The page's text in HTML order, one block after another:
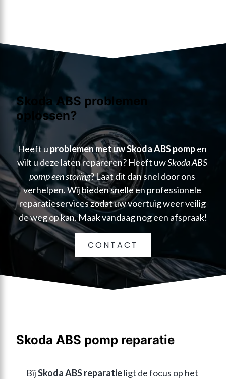
Skoda ABS problemen
oplossen?
Heeft u problemen met uw Skoda ABS pomp en
wilt u deze laten repareren? Heeft uw Skoda ABS
pomp een storing? Laat dit dan snel door ons
verhelpen. Wij bieden snelle en professionele
reparatieservices zodat uw voertuig weer veilig
de weg op kan. Maak vandaag nog een afspraak!
CONTACT
Skoda ABS pomp reparatie
Bij Skoda ABS reparatie ligt de focus op het